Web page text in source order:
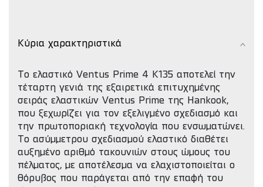
Κύρια χαρακτηριστικά
Το ελαστικό Ventus Prime 4 K135 αποτελεί την
τέταρτη γενιά της εξαιρετικά επιτυχημένης
σειράς ελαστικών Ventus Prime της Hankook,
που ξεχωρίζει για τον εξελιγμένο σχεδιασμό και
την πρωτοποριακή τεχνολογία που ενσωματώνει.
Το ασύμμετρου σχεδιασμού ελαστικό διαθέτει
αυξημένο αριθμό τακουνιών στους ώμους του
πέλματος, με αποτέλεσμα να ελαχιστοποιείται ο
θόρυβος που παράγεται από την επαφή του